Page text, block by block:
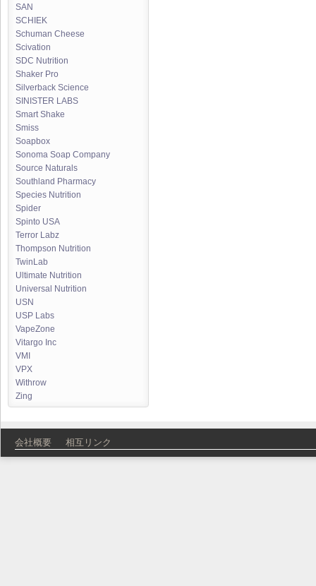
SAN
SCHIEK
Schuman Cheese
Scivation
SDC Nutrition
Shaker Pro
Silverback Science
SINISTER LABS
Smart Shake
Smiss
Soapbox
Sonoma Soap Company
Source Naturals
Southland Pharmacy
Species Nutrition
Spider
Spinto USA
Terror Labz
Thompson Nutrition
TwinLab
Ultimate Nutrition
Universal Nutrition
USN
USP Labs
VapeZone
Vitargo Inc
VMI
VPX
Withrow
Zing
会社概要 相互リンク